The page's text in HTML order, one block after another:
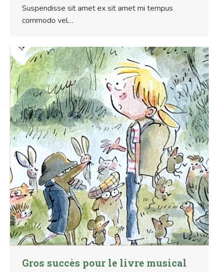
Suspendisse sit amet ex sit amet mi tempus
commodo vel…
Gros succès pour le livre musical